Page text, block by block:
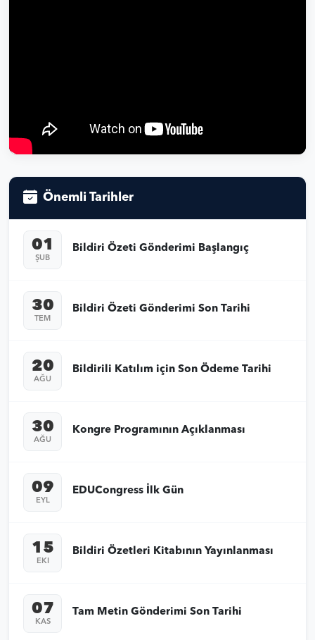
Önemli Tarihler
01
ŞUB
Bildiri Özeti Gönderimi Başlangıç
30
TEM
Bildiri Özeti Gönderimi Son Tarihi
20
AĞU
Bildirili Katılım için Son Ödeme Tarihi
30
AĞU
Kongre Programının Açıklanması
09
EYL
EDUCongress İlk Gün
15
EKI
Bildiri Özetleri Kitabının Yayınlanması
07
KAS
Tam Metin Gönderimi Son Tarihi